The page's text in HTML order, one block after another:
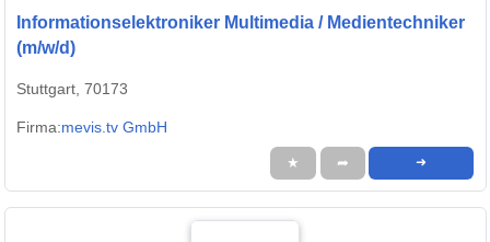
Informationselektroniker Multimedia / Medientechniker
(m/w/d)
Stuttgart, 70173
Firma:mevis.tv GmbH
★ ➦ ➜